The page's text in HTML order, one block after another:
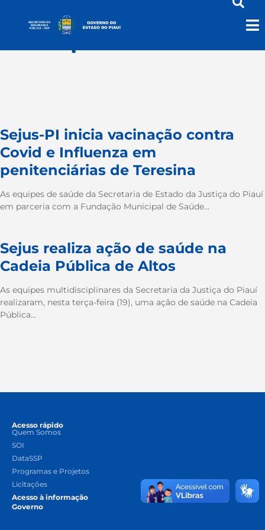
saudeprisional
Sejus-PI inicia vacinação contra
Covid e Influenza em
penitenciárias de Teresina
As equipes de saúde da Secretaria de Estado da Justiça do Piauí
em parceria com a Fundação Municipal de Saúde...
Sejus realiza ação de saúde na
Cadeia Pública de Altos
As equipes multidisciplinares da Secretaria da Justiça do Piauí
realizaram, nesta terça-feira (19), uma ação de saúde na Cadeia
Pública...
Acesso rápido
Quem Somos
SOI
DataSSP
Programas e Projetos
Licitações
Acesso à informação
Governo